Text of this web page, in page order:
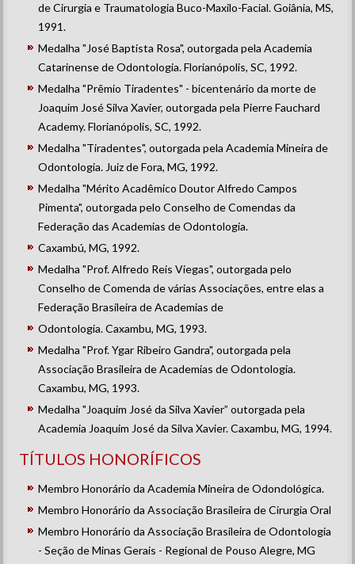
de Cirurgia e Traumatologia Buco-Maxilo-Facial. Goiânia, MS,
1991.
Medalha "José Baptista Rosa", outorgada pela Academia
Catarinense de Odontologia. Florianópolis, SC, 1992.
Medalha "Prêmio Tiradentes" - bicentenário da morte de
Joaquim José Silva Xavier, outorgada pela Pierre Fauchard
Academy. Florianópolis, SC, 1992.
Medalha "Tiradentes", outorgada pela Academia Mineira de
Odontologia. Juiz de Fora, MG, 1992.
Medalha "Mérito Acadêmico Doutor Alfredo Campos
Pimenta", outorgada pelo Conselho de Comendas da
Federação das Academias de Odontologia.
Caxambú, MG, 1992.
Medalha "Prof. Alfredo Reis Viegas", outorgada pelo
Conselho de Comenda de várias Associações, entre elas a
Federação Brasileira de Academias de
Odontologia. Caxambu, MG, 1993.
Medalha "Prof. Ygar Ribeiro Gandra", outorgada pela
Associação Brasileira de Academias de Odontologia.
Caxambu, MG, 1993.
Medalha "Joaquim José da Silva Xavier” outorgada pela
Academia Joaquim José da Silva Xavier. Caxambu, MG, 1994.
TÍTULOS HONORÍFICOS
Membro Honorário da Academia Mineira de Odondológica.
Membro Honorário da Associação Brasileira de Cirurgia Oral
Membro Honorário da Associação Brasileira de Odontologia
- Seção de Minas Gerais - Regional de Pouso Alegre, MG